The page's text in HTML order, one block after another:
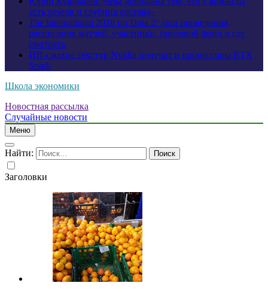
есть резерв и глубина состава»
The International 2026 по Dota 2: дата проведения,
расписание матчей, участники, призовой фонд и где
смотреть
ИИ-сжатие текстур Nvidia получат и процессоры RTX
Spark
Школа экономики
Новостная рассылка
Случайные новости
Меню
Найти:
Заголовки